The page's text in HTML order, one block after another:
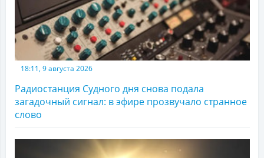
18:11, 9 августа 2026
Радиостанция Судного дня снова подала
загадочный сигнал: в эфире прозвучало странное
слово